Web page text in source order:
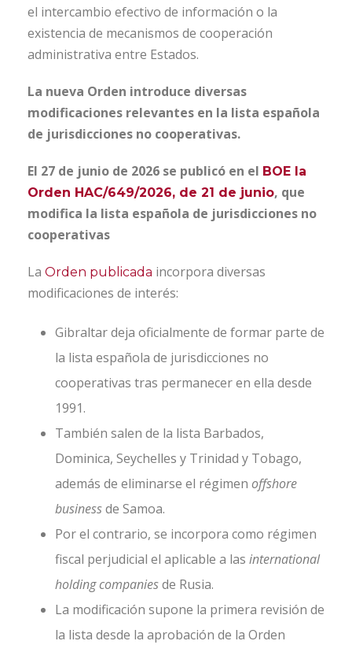
el intercambio efectivo de información o la
existencia de mecanismos de cooperación
administrativa entre Estados.
La nueva Orden introduce diversas
modificaciones relevantes en la lista española
de jurisdicciones no cooperativas.
El 27 de junio de 2026 se publicó en el BOE la
Orden HAC/649/2026, de 21 de junio, que
modifica la lista española de jurisdicciones no
cooperativas
La Orden publicada incorpora diversas
modificaciones de interés:
Gibraltar deja oficialmente de formar parte de
la lista española de jurisdicciones no
cooperativas tras permanecer en ella desde
1991.
También salen de la lista Barbados,
Dominica, Seychelles y Trinidad y Tobago,
además de eliminarse el régimen offshore
businessde Samoa.
Por el contrario, se incorpora como régimen
fiscal perjudicial el aplicable a las international
holding companiesde Rusia.
La modificación supone la primera revisión de
la lista desde la aprobación de la Orden